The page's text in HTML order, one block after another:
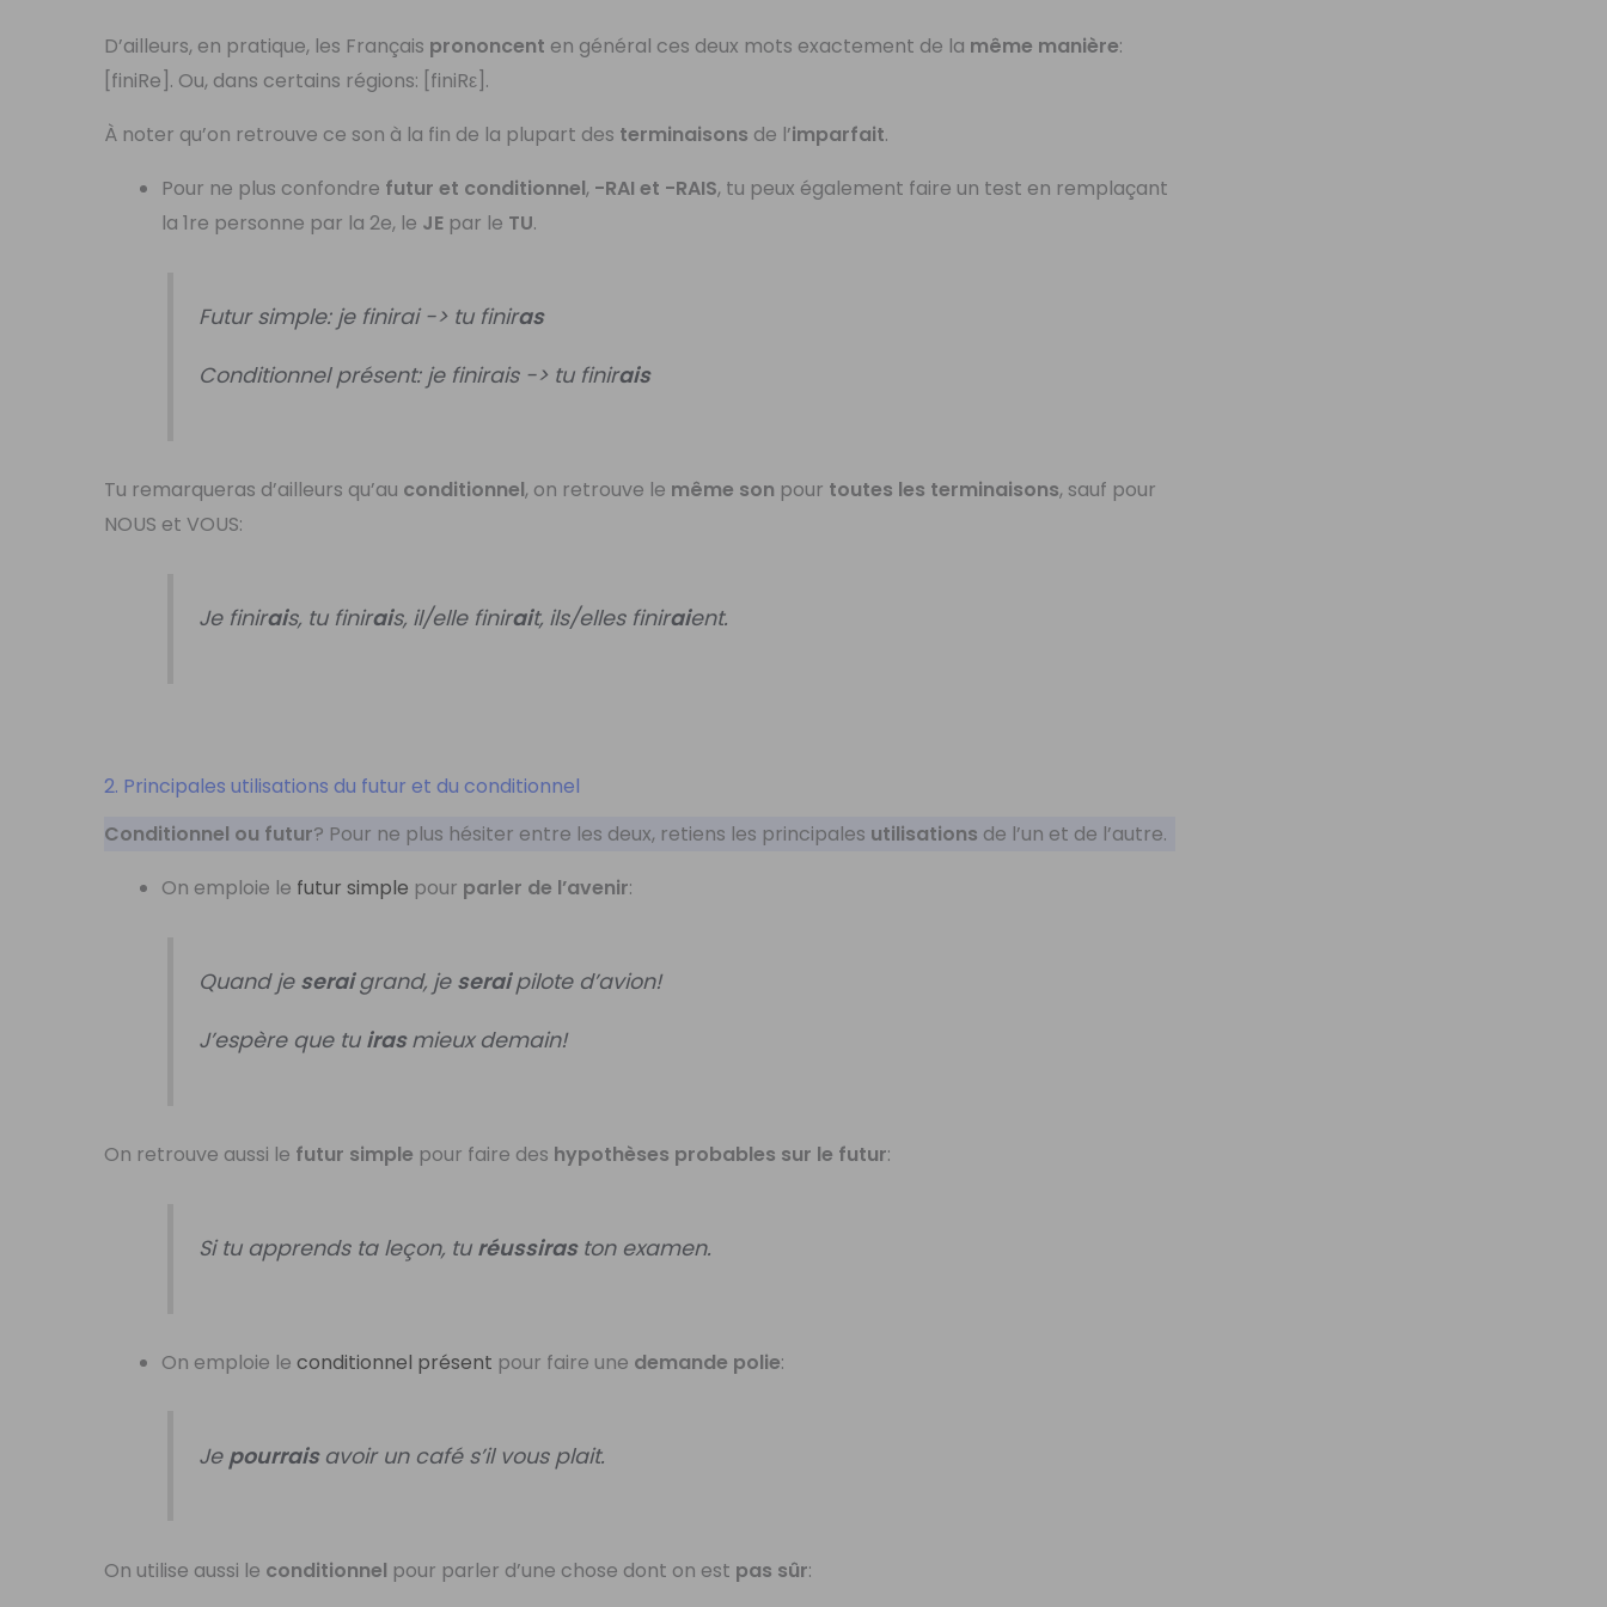
D’ailleurs, en pratique, les Français prononcent en général ces deux mots exactement de la même manière:
[finiRe]. Ou, dans certains régions: [finiRε].
À noter qu’on retrouve ce son à la fin de la plupart des terminaisons de l’imparfait.
Pour ne plus confondre futur et conditionnel, -RAI et -RAIS, tu peux également faire un test en remplaçant
la 1re personne par la 2e, le JE par le TU.
Futur simple: je finirai -> tu finiras
Conditionnel présent: je finirais -> tu finirais
Tu remarqueras d’ailleurs qu’au conditionnel, on retrouve le même son pour toutes les terminaisons, sauf pour
NOUS et VOUS:
Je finirais, tu finirais, il/elle finirait, ils/elles finiraient.
2. Principales utilisations du futur et du conditionnel
Conditionnel ou futur? Pour ne plus hésiter entre les deux, retiens les principales utilisations de l’un et de l’autre.
On emploie le futur simple pour parler de l’avenir:
Quand je seraigrand, je seraipilote d’avion!
J’espère que tu irasmieux demain!
On retrouve aussi le futur simple pour faire des hypothèses probables sur le futur:
Si tu apprends ta leçon, tu réussiras ton examen.
On emploie leconditionnel présent pour faire une demande polie:
Je pourrais avoir un café s’il vous plait.
On utilise aussi le conditionnel pour parler d’une chose dont on est pas sûr: